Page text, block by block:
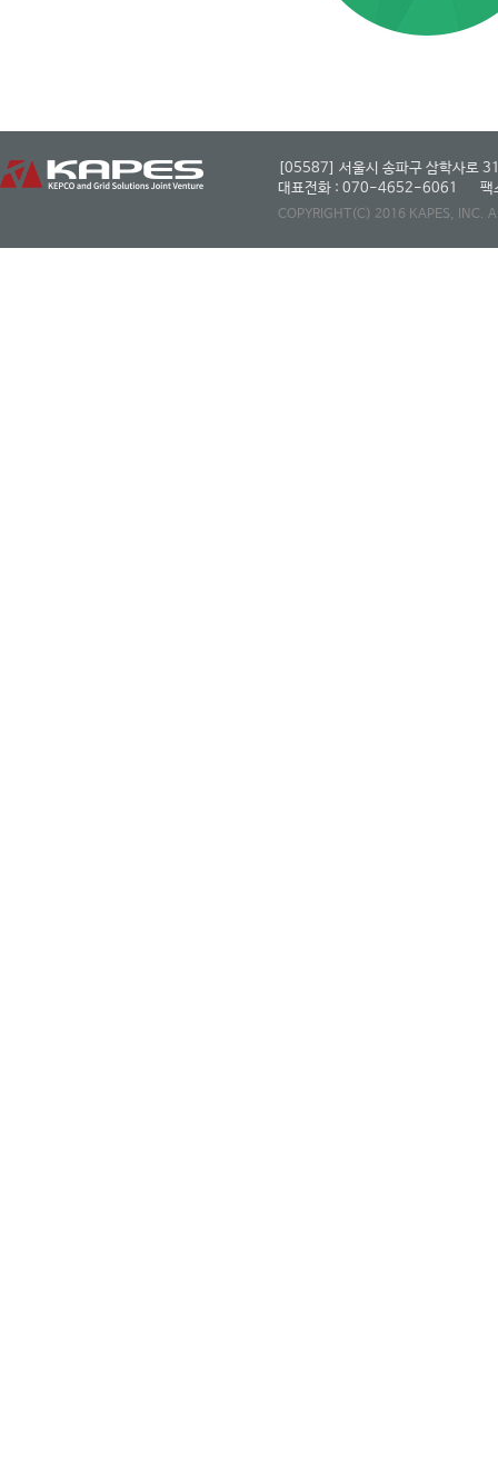
[05587] 서울시 송파구 삼학사로
대표전화 : 070-4652-6061
COPYRIGHT(C) 2016 KAPES, INC.